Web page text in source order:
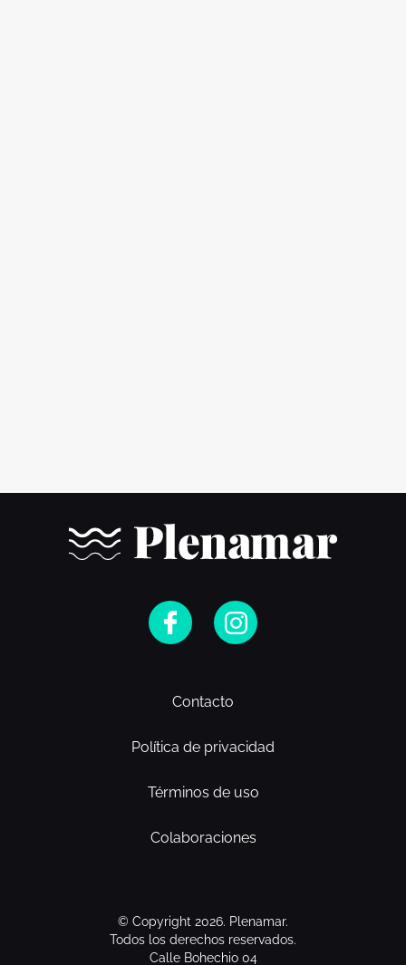
Contacto
Política de privacidad
Términos de uso
Colaboraciones
© Copyright 2026. Plenamar.
Todos los derechos reservados.
Calle Bohechio 04